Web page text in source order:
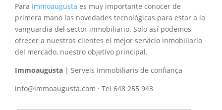
Para Immoaugusta es muy importante conocer de
primera mano las novedades tecnológicas para estar a la
vanguardia del sector inmobiliario. Solo así podemos
ofrecer a nuestros clientes el mejor servicio inmobiliario
del mercado, nuestro objetivo principal.
Immoaugusta | Serveis Immobiliaris de confiança
info@immoaugusta.com · Tel 648 255 943